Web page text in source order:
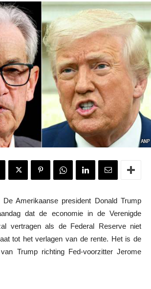
Amerikaanse president Donald Trump
dat de economie in de Verenigde
vertragen als de Federal Reserve niet
tot het verlagen van de rente. Het is de
Trump richting Fed-voorzitter Jerome